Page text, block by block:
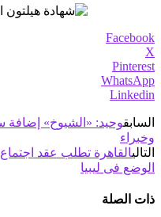
Facebook
X
Pinterest
WhatsApp
Linkedin
السابقوحيد: «الشيوخ» إضافة
وخبراء
التاليالقاهرة تطلب عقد
الوضع فى ليبيا
ذات الصلة